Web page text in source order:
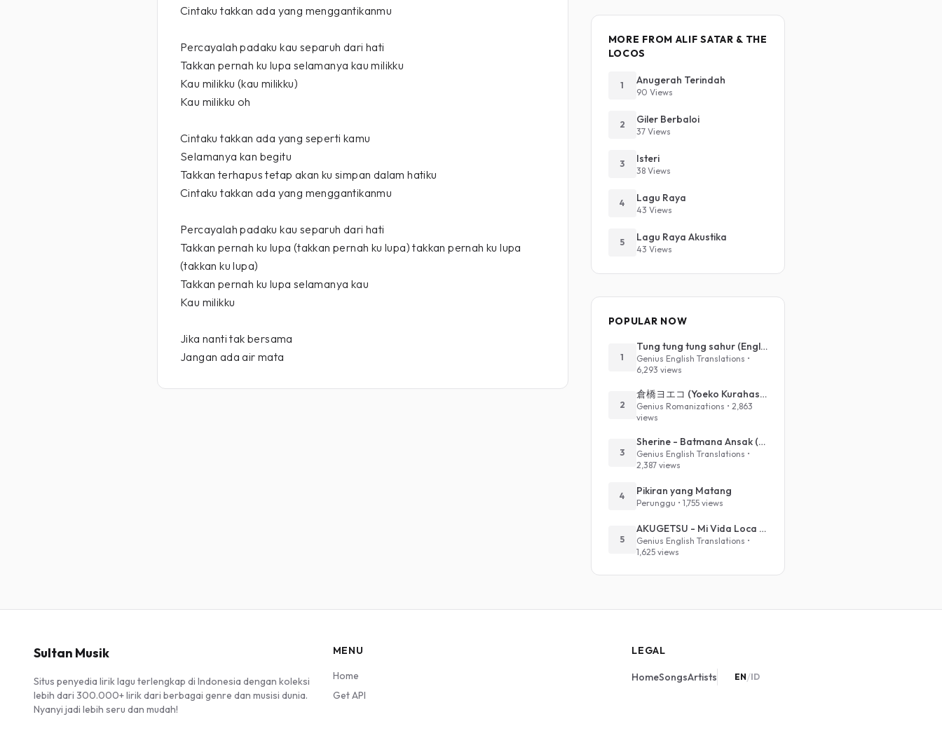
Cintaku takkan ada yang menggantikanmu
Percayalah padaku kau separuh dari hati
Takkan pernah ku lupa selamanya kau milikku
Kau milikku (kau milikku)
Kau milikku oh
Cintaku takkan ada yang seperti kamu
Selamanya kan begitu
Takkan terhapus tetap akan ku simpan dalam hatiku
Cintaku takkan ada yang menggantikanmu
Percayalah padaku kau separuh dari hati
Takkan pernah ku lupa (takkan pernah ku lupa) takkan pernah ku lupa
(takkan ku lupa)
Takkan pernah ku lupa selamanya kau
Kau milikku
Jika nanti tak bersama
Jangan ada air mata
MORE FROM ALIF SATAR & THE
LOCOS
1 Anugerah Terindah
90 Views
2 Giler Berbaloi
37 Views
3 Isteri
38 Views
4 Lagu Raya
43 Views
5 Lagu Raya Akustika
43 Views
POPULAR NOW
1
Tung tung tung sahur (English Translation)
Genius English Translations •
6,293 views
2
倉橋ヨエコ (Yoeko Kurahashi) - 沈める街 (Sinking Town) (Romanized)
Genius Romanizations • 2,863
views
3
Sherine - Batmana Ansak (English Translation)
Genius English Translations •
2,387 views
4 Pikiran yang Matang
Perunggu • 1,755 views
5
AKUGETSU - Mi Vida Loca (VIVINOS - ALNST Sub : Till Part.1)
Genius English Translations •
1,625 views
Sultan Musik
Situs penyedia lirik lagu terlengkap di Indonesia dengan koleksi
lebih dari 300.000+ lirik dari berbagai genre dan musisi dunia.
Nyanyi jadi lebih seru dan mudah!
MENU
Home
Get API
LEGAL
HomeSongsArtists EN/ID